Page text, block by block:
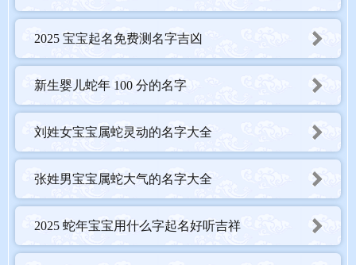
06. 杰（8 画，音 jié）—— 指才能出众的人，杰出、卓越。可起名
如：俊杰、杰辉、杰宇、杰豪。
08. 辉（12 画，音 huī）—— 表示光彩、光辉，寓意成就非凡。可
起名如：光辉、辉耀、辉宇、辉杰。
09. 宇（6 画，音 yǔ）—— 象征广阔无垠，指所有的空间，寓意胸
怀宽广。可起名如：宇轩、宇豪、宇阳、宇辰。
10. 凯（8 画，音 kǎi）—— 意为胜利、成功，代表凯旋而归。可起
名如：凯旋、凯杰、凯宇、凯豪。
11. 耀（20 画，音 yào）—— 表示耀眼、光芒四射，寓意出人头
地。可起名如：耀辉、耀宇、耀杰、耀阳。
2025 宝宝起名免费测名字吉凶
新生婴儿蛇年 100 分的名字
刘姓女宝宝属蛇灵动的名字大全
张姓男宝宝属蛇大气的名字大全
2025 蛇年宝宝用什么字起名好听吉祥